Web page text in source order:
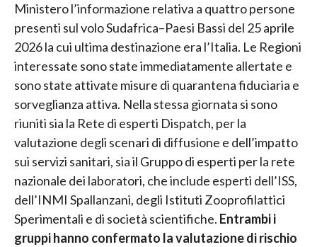
Ministero l’informazione relativa a quattro persone
presenti sul volo Sudafrica–Paesi Bassi del 25 aprile
2026 la cui ultima destinazione era l’Italia. Le Regioni
interessate sono state immediatamente allertate e
sono state attivate misure di quarantena fiduciaria e
sorveglianza attiva. Nella stessa giornata si sono
riuniti sia la Rete di esperti Dispatch, per la
valutazione degli scenari di diffusione e dell’impatto
sui servizi sanitari, sia il Gruppo di esperti per la rete
nazionale dei laboratori, che include esperti dell’ISS,
dell’INMI Spallanzani, degli Istituti Zooprofilattici
Sperimentali e di società scientifiche. Entrambi i
gruppi hanno confermato la valutazione di rischio